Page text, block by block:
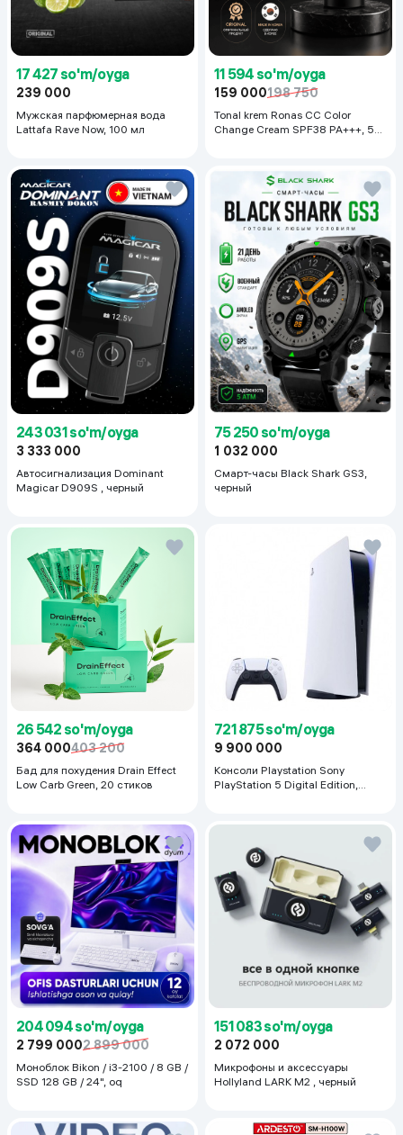
17 427 so'm/oyga
239 000
Мужская парфюмерная вода
Lattafa Rave Now, 100 мл
11 594 so'm/oyga
159 000198 750
Tonal krem Ronas CC Color
Change Cream SPF38 PA+++, 50
243 031 so'm/oyga
3 333 000
Автосигнализация Dominant
Magicar D909S , черный
75 250 so'm/oyga
1 032 000
Смарт-часы Black Shark GS3,
черный
26 542 so'm/oyga
364 000403 200
Бад для похудения Drain Effect
Low Carb Green, 20 стиков
721 875 so'm/oyga
9 900 000
Консоли Playstation Sony
PlayStation 5 Digital Edition,
204 094 so'm/oyga
2 799 0002 899 000
Моноблок Bikon / i3-2100 / 8 GB /
SSD 128 GB / 24", oq
151 083 so'm/oyga
2 072 000
Микрофоны и аксессуары
Hollyland LARK M2 , черный